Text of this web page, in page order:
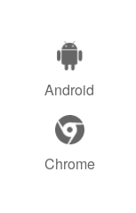
Android
Chrome